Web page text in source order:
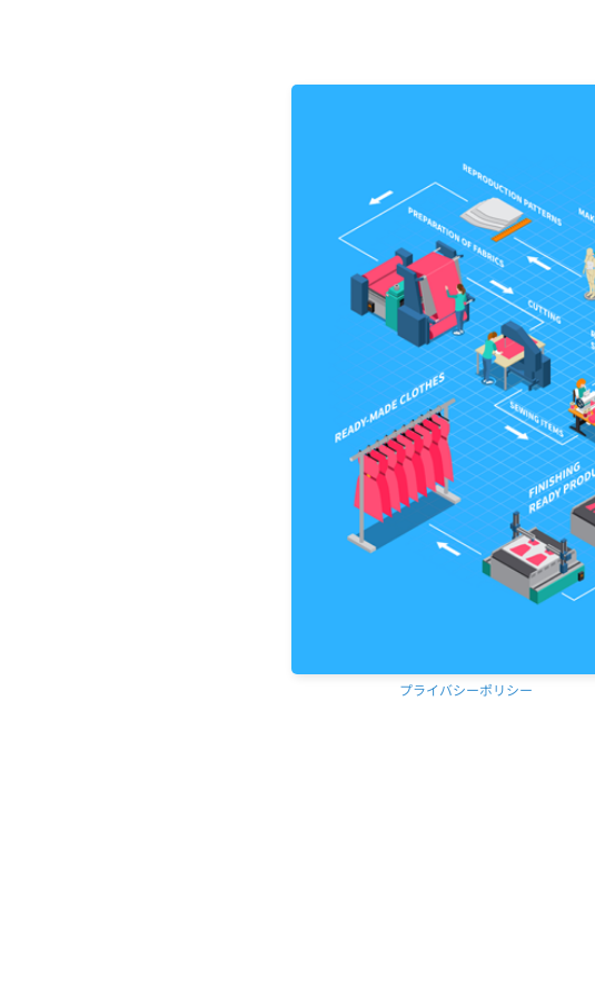
プライバシーポリシー